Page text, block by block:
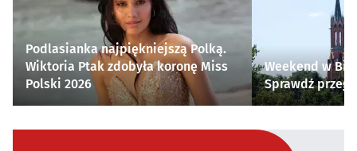
Podlasianka najpiękniejszą Polką.
Wiktoria Ptak zdobyła koronę Miss
Polski 2026
Weekend w
Sprawdź